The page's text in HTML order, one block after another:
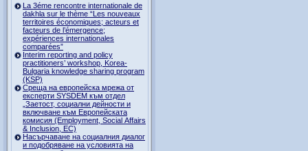
La 3éme rencontre internationale de
dakhla sur le thème “Les nouveaux
territoires économiques; acteurs et
facteurs de l’émergence;
expériences internationales
comparées”
Interim reporting and policy
practitioners’ workshop, Korea-
Bulgaria knowledge sharing program
(KSP)
Среща на европейска мрежа от
експерти SYSDEM към отдел
„Заетост, социални дейности и
включване към Европейската
комисия (Employment, Social Affairs
& Inclusion, ЕС)
Насърчаване на социалния диалог
и подобряване на условията на